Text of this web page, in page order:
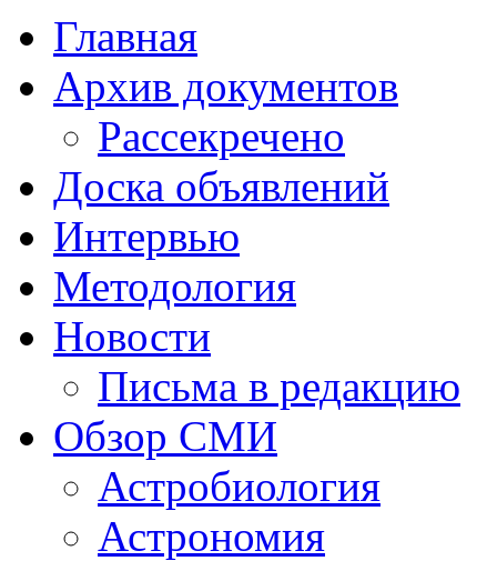
Главная
Архив документов
Рассекречено
Доска объявлений
Интервью
Методология
Новости
Письма в редакцию
Обзор СМИ
Астробиология
Астрономия